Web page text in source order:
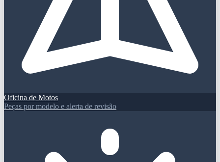
Oficina de Motos
Peças por modelo e alerta de revisão